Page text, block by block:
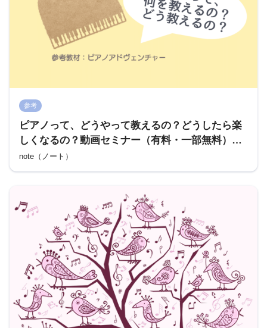
参考
ピアノって、どうやって教えるの？どうしたら楽
しくなるの？動画セミナー（有料・一部無料）｜
おざきみきこ
note（ノート）